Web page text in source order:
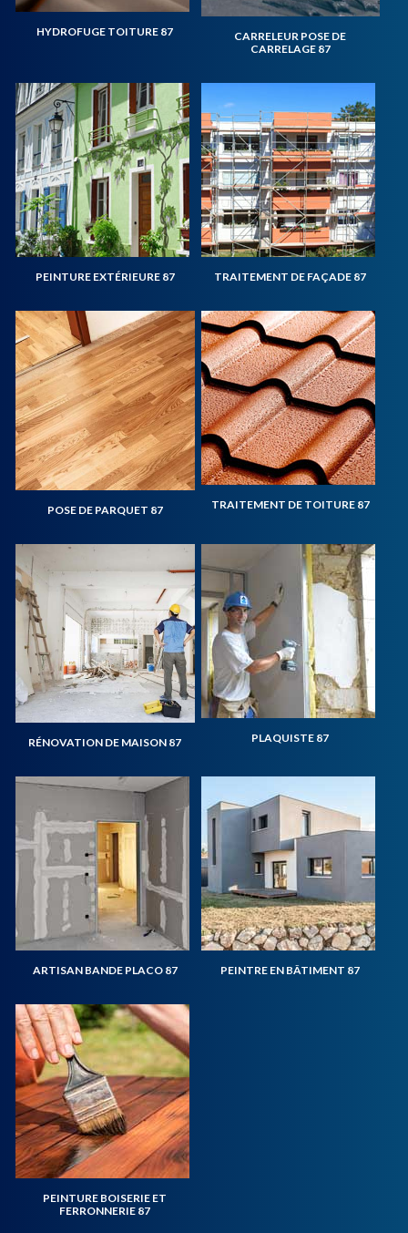
HYDROFUGE TOITURE 87
CARRELEUR POSE DE
CARRELAGE 87
PEINTURE EXTÉRIEURE 87 TRAITEMENT DE FAÇADE 87
POSE DE PARQUET 87 TRAITEMENT DE TOITURE 87
RÉNOVATION DE MAISON 87 PLAQUISTE 87
ARTISAN BANDE PLACO 87 PEINTRE EN BÂTIMENT 87
PEINTURE BOISERIE ET
FERRONNERIE 87